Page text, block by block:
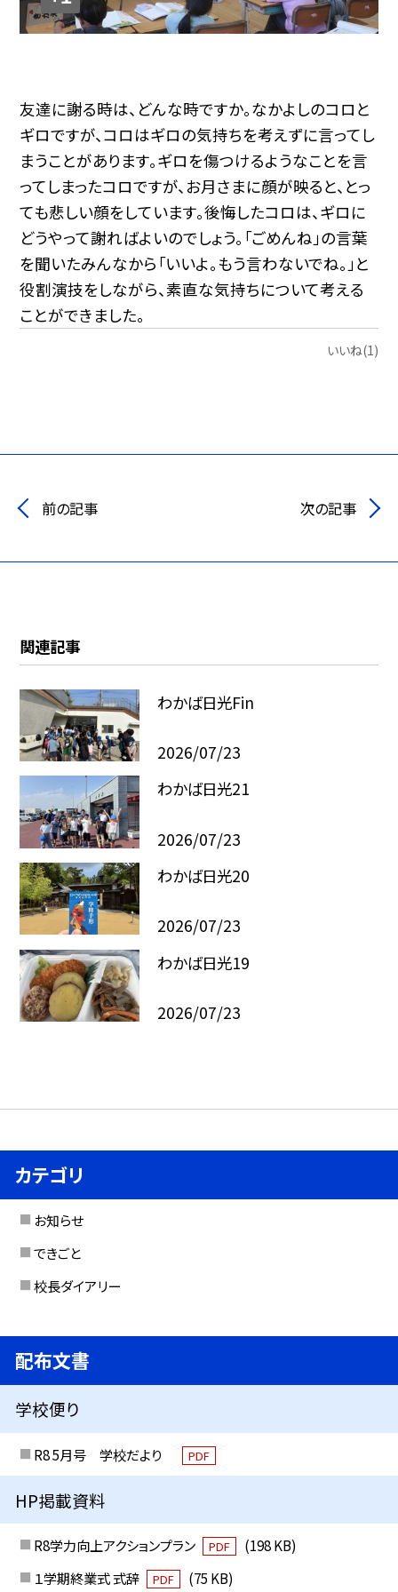
友達に謝る時は、どんな時ですか。なかよしのコロと
ギロですが、コロはギロの気持ちを考えずに言ってし
まうことがあります。ギロを傷つけるようなことを言
ってしまったコロですが、お月さまに顔が映ると、とっ
ても悲しい顔をしています。後悔したコロは、ギロに
どうやって謝ればよいのでしょう。「ごめんね」の言葉
を聞いたみんなから「いいよ。もう言わないでね。」と
役割演技をしながら、素直な気持ちについて考える
ことができました。
いいね(1)
前の記事 次の記事
関連記事
わかば日光Fin
2026/07/23
わかば日光21
2026/07/23
わかば日光20
2026/07/23
わかば日光19
2026/07/23
カテゴリ
お知らせ
できごと
校長ダイアリー
配布文書
学校便り
R8 5月号 学校だより PDF
HP掲載資料
R8学力向上アクションプラン PDF
(198 KB)
１学期終業式 式辞
PDF (75 KB)